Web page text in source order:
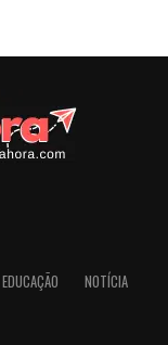
EDUCAÇÃO
NOTÍCIA